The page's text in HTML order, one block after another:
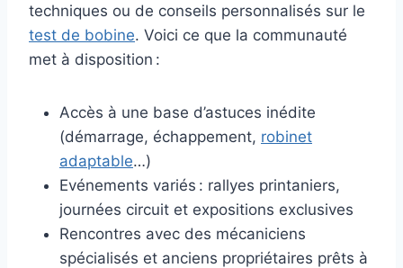
techniques ou de conseils personnalisés sur le
test de bobine. Voici ce que la communauté
met à disposition :
Accès à une base d’astuces inédite
(démarrage, échappement, robinet
adaptable…)
Evénements variés : rallyes printaniers,
journées circuit et expositions exclusives
Rencontres avec des mécaniciens
spécialisés et anciens propriétaires prêts à